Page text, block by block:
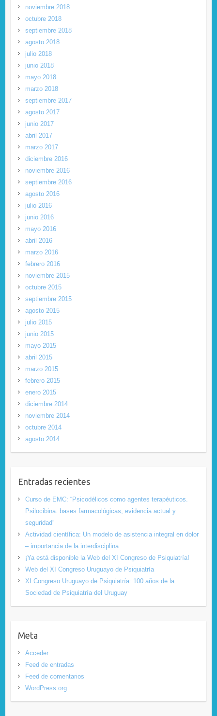
noviembre 2018
octubre 2018
septiembre 2018
agosto 2018
julio 2018
junio 2018
mayo 2018
marzo 2018
septiembre 2017
agosto 2017
junio 2017
abril 2017
marzo 2017
diciembre 2016
noviembre 2016
septiembre 2016
agosto 2016
julio 2016
junio 2016
mayo 2016
abril 2016
marzo 2016
febrero 2016
noviembre 2015
octubre 2015
septiembre 2015
agosto 2015
julio 2015
junio 2015
mayo 2015
abril 2015
marzo 2015
febrero 2015
enero 2015
diciembre 2014
noviembre 2014
octubre 2014
agosto 2014
Entradas recientes
Curso de EMC: “Psicodélicos como agentes terapéuticos.
Psilocibina: bases farmacológicas, evidencia actual y
seguridad”
Actividad científica: Un modelo de asistencia integral en dolor
– importancia de la interdisciplina
¡Ya está disponible la Web del XI Congreso de Psiquiatría!
Web del XI Congreso Uruguayo de Psiquiatría
XI Congreso Uruguayo de Psiquiatría: 100 años de la
Sociedad de Psiquiatría del Uruguay
Meta
Acceder
Feed de entradas
Feed de comentarios
WordPress.org